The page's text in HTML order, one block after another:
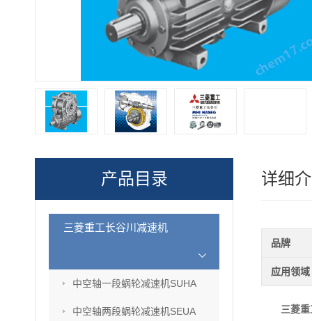
产品目录
三菱重工长谷川减速机
中空轴一段蜗轮减速机SUHA
中空轴两段蜗轮减速机SEUA
详细
品牌
应用领域
三菱